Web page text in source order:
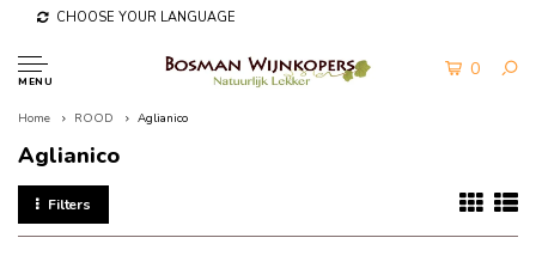
CHOOSE YOUR LANGUAGE
MENU
0
Home ROOD Aglianico
Aglianico
Filters